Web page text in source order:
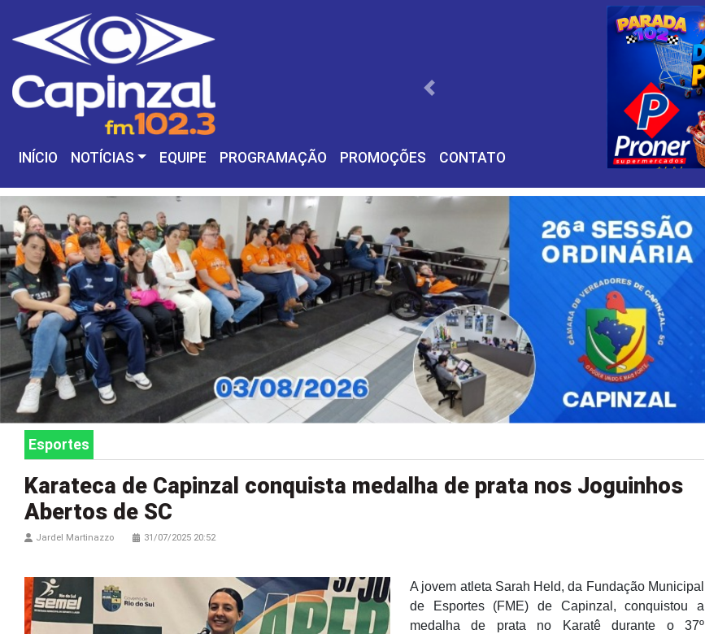
INÍCIO NOTÍCIAS EQUIPE PROGRAMAÇÃO PROMOÇÕES CONTATO
Próximo
Esportes
Karateca de Capinzal conquista medalha de prata nos Joguinhos
Abertos de SC
Jardel Martinazzo 31/07/2025 20:52
A jovem atleta Sarah Held, da Fundação Municipal
de Esportes (FME) de Capinzal, conquistou a
medalha de prata no Karatê durante o 37º